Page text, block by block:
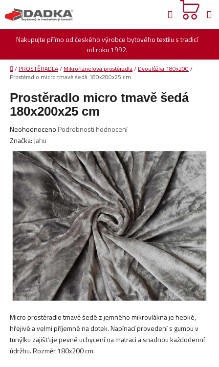
na
obsah
Nakupujte přímo od českého výrobce bytového textilu s tradicí
od roku 1992.
Hledat
Domů
/ PROSTĚRADLA/ Mikroflanelová prostěradla/ Dvoulůžka 180x200 /
Prostěradlo micro tmavě šedá 180x200x25 cm
Micro prostěradlo tmavě šedé z jemného mikrovlákna je hebké,
hřejivé a velmi příjemné na dotek. Napínací provedení s gumou v
tunýlku zajišťuje pevné uchycení na matraci a snadnou každodenní
údržbu. Rozměr 180x200 cm.
Prostěradlo micro tmavě šedá
180x200x25 cm
Průměrné
hodnocení
produktu
je
0,0
5
hvězdiček.
Neohodnoceno Podrobnosti hodnocení
Značka: Jahu